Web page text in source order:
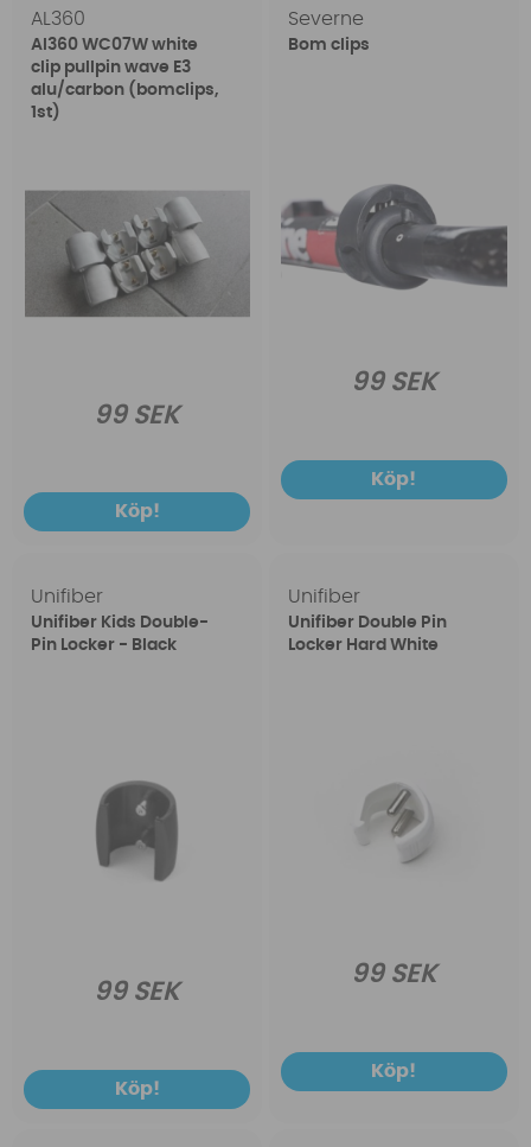
AL360
Al360 WC07W white
clip pullpin wave E3
alu/carbon (bomclips,
1st)
99 SEK
Köp!
Severne
Bom clips
99 SEK
Köp!
Unifiber
Unifiber Kids Double-
Pin Locker - Black
99 SEK
Köp!
Unifiber
Unifiber Double Pin
Locker Hard White
99 SEK
Köp!